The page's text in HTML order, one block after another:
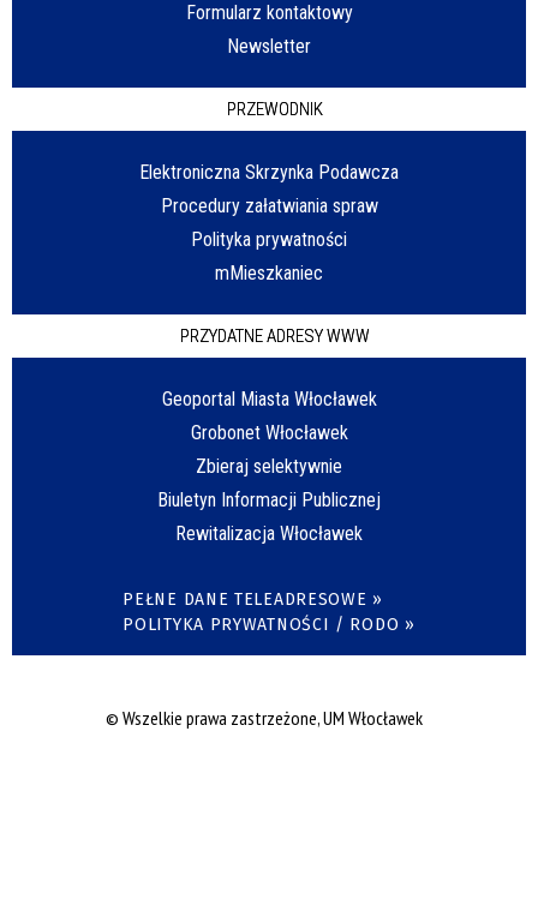
Formularz kontaktowy
Newsletter
PRZEWODNIK
Elektroniczna Skrzynka Podawcza
Procedury załatwiania spraw
Polityka prywatności
mMieszkaniec
PRZYDATNE ADRESY WWW
Geoportal Miasta Włocławek
Grobonet Włocławek
Zbieraj selektywnie
Biuletyn Informacji Publicznej
Rewitalizacja Włocławek
PEŁNE DANE TELEADRESOWE »
POLITYKA PRYWATNOŚCI / RODO »
© Wszelkie prawa zastrzeżone, UM Włocławek